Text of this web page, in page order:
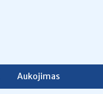
Aukojimas